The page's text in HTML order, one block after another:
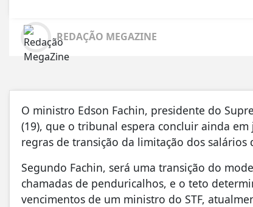
REDAÇÃO MEGAZINE
O ministro Edson Fachin, presidente do
(19), que o tribunal espera concluir ainda
regras de transição da limitação dos salários
Segundo Fachin, será uma transição do
chamadas de penduricalhos, e o teto
vencimentos de um ministro do STF,